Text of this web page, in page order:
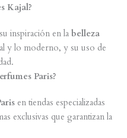
Kajal?
inspiración en la belleza
y lo moderno, y su uso de
Paris?
en tiendas especializadas
exclusivas que garantizan la